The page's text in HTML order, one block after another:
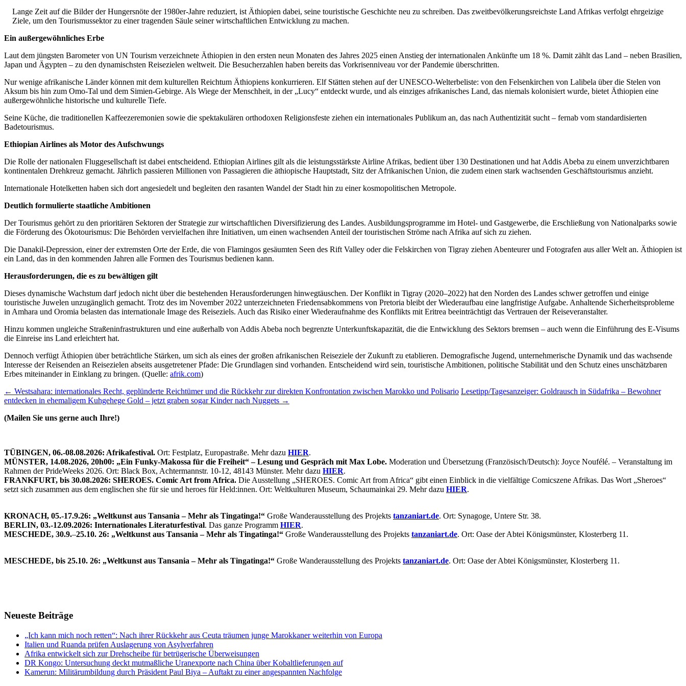
Lange Zeit auf die Bilder der Hungersnöte der 1980er-Jahre reduziert, ist Äthiopien dabei, seine touristische Geschichte neu zu schreiben. Das zweitbevölkerungsreichste Land Afrikas verfolgt ehrgeizige
Ziele, um den Tourismussektor zu einer tragenden Säule seiner wirtschaftlichen Entwicklung zu machen.
Ein außergewöhnliches Erbe
Laut dem jüngsten Barometer von UN Tourism verzeichnete Äthiopien in den ersten neun Monaten des Jahres 2025 einen Anstieg der internationalen Ankünfte um 18 %. Damit zählt das Land – neben Brasilien,
Japan und Ägypten – zu den dynamischsten Reisezielen weltweit. Die Besucherzahlen haben bereits das Vorkrisenniveau vor der Pandemie überschritten.
Nur wenige afrikanische Länder können mit dem kulturellen Reichtum Äthiopiens konkurrieren. Elf Stätten stehen auf der UNESCO-Welterbeliste: von den Felsenkirchen von Lalibela über die Stelen von
Aksum bis hin zum Omo-Tal und dem Simien-Gebirge. Als Wiege der Menschheit, in der „Lucy“ entdeckt wurde, und als einziges afrikanisches Land, das niemals kolonisiert wurde, bietet Äthiopien eine
außergewöhnliche historische und kulturelle Tiefe.
Seine Küche, die traditionellen Kaffeezeremonien sowie die spektakulären orthodoxen Religionsfeste ziehen ein internationales Publikum an, das nach Authentizität sucht – fernab vom standardisierten
Badetourismus.
Ethiopian Airlines als Motor des Aufschwungs
Die Rolle der nationalen Fluggesellschaft ist dabei entscheidend. Ethiopian Airlines gilt als die leistungsstärkste Airline Afrikas, bedient über 130 Destinationen und hat Addis Abeba zu einem unverzichtbaren
kontinentalen Drehkreuz gemacht. Jährlich passieren Millionen von Passagieren die äthiopische Hauptstadt, Sitz der Afrikanischen Union, die zudem einen stark wachsenden Geschäftstourismus anzieht.
Internationale Hotelketten haben sich dort angesiedelt und begleiten den rasanten Wandel der Stadt hin zu einer kosmopolitischen Metropole.
Deutlich formulierte staatliche Ambitionen
Der Tourismus gehört zu den prioritären Sektoren der Strategie zur wirtschaftlichen Diversifizierung des Landes. Ausbildungsprogramme im Hotel- und Gastgewerbe, die Erschließung von Nationalparks sowie
die Förderung des Ökotourismus: Die Behörden vervielfachen ihre Initiativen, um einen wachsenden Anteil der touristischen Ströme nach Afrika auf sich zu ziehen.
Die Danakil-Depression, einer der extremsten Orte der Erde, die von Flamingos gesäumten Seen des Rift Valley oder die Felskirchen von Tigray ziehen Abenteurer und Fotografen aus aller Welt an. Äthiopien ist
ein Land, das in den kommenden Jahren alle Formen des Tourismus bedienen kann.
Herausforderungen, die es zu bewältigen gilt
Dieses dynamische Wachstum darf jedoch nicht über die bestehenden Herausforderungen hinwegtäuschen. Der Konflikt in Tigray (2020–2022) hat den Norden des Landes schwer getroffen und einige
touristische Juwelen unzugänglich gemacht. Trotz des im November 2022 unterzeichneten Friedensabkommens von Pretoria bleibt der Wiederaufbau eine langfristige Aufgabe. Anhaltende Sicherheitsprobleme
in Amhara und Oromia belasten das internationale Image des Reiseziels. Auch das Risiko einer Wiederaufnahme des Konflikts mit Eritrea beeinträchtigt das Vertrauen der Reiseveranstalter.
Hinzu kommen ungleiche Straßeninfrastrukturen und eine außerhalb von Addis Abeba noch begrenzte Unterkunftskapazität, die die Entwicklung des Sektors bremsen – auch wenn die Einführung des E-Visums
die Einreise ins Land erleichtert hat.
Dennoch verfügt Äthiopien über beträchtliche Stärken, um sich als eines der großen afrikanischen Reiseziele der Zukunft zu etablieren. Demografische Jugend, unternehmerische Dynamik und das wachsende
Interesse der Reisenden an Reisezielen abseits ausgetretener Pfade: Die Grundlagen sind vorhanden. Entscheidend wird sein, touristische Ambitionen, politische Stabilität und den Schutz eines unschätzbaren
Erbes miteinander in Einklang zu bringen. (Quelle: afrik.com)
Beitragsnavigation
← Westsahara: internationales Recht, geplünderte Reichtümer und die Rückkehr zur direkten Konfrontation zwischen Marokko und Polisario Lesetipp/Tagesanzeiger: Goldrausch in Südafrika – Bewohner
entdecken in ehemaligem Kuhgehege Gold – jetzt graben sogar Kinder nach Nuggets →
(Mailen Sie uns gerne auch Ihre!)
TÜBINGEN, 06.-08.08.2026: Afrikafestival. Ort: Festplatz, Europastraße. Mehr dazu HIER.
MÜNSTER, 14.08.2026, 20h00: „Ein Funky-Makossa für die Freiheit“ – Lesung und Gespräch mit Max Lobe. Moderation und Übersetzung (Französisch/Deutsch): Joyce Noufélé. – Veranstaltung im
Rahmen der PrideWeeks 2026. Ort: Black Box, Achtermannstr. 10-12, 48143 Münster. Mehr dazu HIER.
FRANKFURT, bis 30.08.2026: SHEROES. Comic Art from Africa. Die Ausstellung „SHEROES. Comic Art from Africa“ gibt einen Einblick in die vielfältige Comicszene Afrikas. Das Wort „Sheroes“
setzt sich zusammen aus dem englischen she für sie und heroes für Held:innen. Ort: Weltkulturen Museum, Schaumainkai 29. Mehr dazu HIER.
KRONACH, 05.-17.9.26: „Weltkunst aus Tansania – Mehr als Tingatinga!“ Große Wanderausstellung des Projekts tanzaniart.de. Ort: Synagoge, Untere Str. 38.
BERLIN, 03.-12.09.2026: Internationales Literaturfestival. Das ganze Programm HIER.
MESCHEDE, 30.9.–25.10. 26: „Weltkunst aus Tansania – Mehr als Tingatinga!“ Große Wanderausstellung des Projekts tanzaniart.de. Ort: Oase der Abtei Königsmünster, Klosterberg 11.
MESCHEDE, bis 25.10. 26: „Weltkunst aus Tansania – Mehr als Tingatinga!“ Große Wanderausstellung des Projekts tanzaniart.de. Ort: Oase der Abtei Königsmünster, Klosterberg 11.
Neueste Beiträge
„Ich kann mich noch retten“: Nach ihrer Rückkehr aus Ceuta träumen junge Marokkaner weiterhin von Europa
Italien und Ruanda prüfen Auslagerung von Asylverfahren
Afrika entwickelt sich zur Drehscheibe für betrügerische Überweisungen
DR Kongo: Untersuchung deckt mutmaßliche Uranexporte nach China über Kobaltlieferungen auf
Kamerun: Militärumbildung durch Präsident Paul Biya – Auftakt zu einer angespannten Nachfolge